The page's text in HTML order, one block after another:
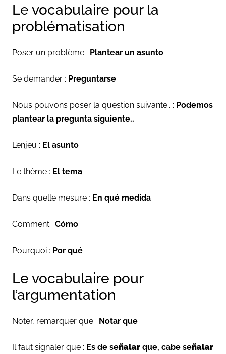
Le vocabulaire pour la
problématisation
Poser un problème : Plantear un asunto
Se demander : Preguntarse
Nous pouvons poser la question suivante.. : Podemos
plantear la pregunta siguiente..
L’enjeu : El asunto
Le thème : El tema
Dans quelle mesure : En qué medida
Comment : Cómo
Pourquoi : Por qué
Le vocabulaire pour
l’argumentation
Noter, remarquer que : Notar que
Il faut signaler que : Es de señalar que, cabe señalar